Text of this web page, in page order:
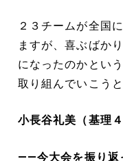
２３チームが全国
ますが、喜ぶばか
になったのかとい
取り組んでいこう
小長谷礼美（基理
――今大会を振り返